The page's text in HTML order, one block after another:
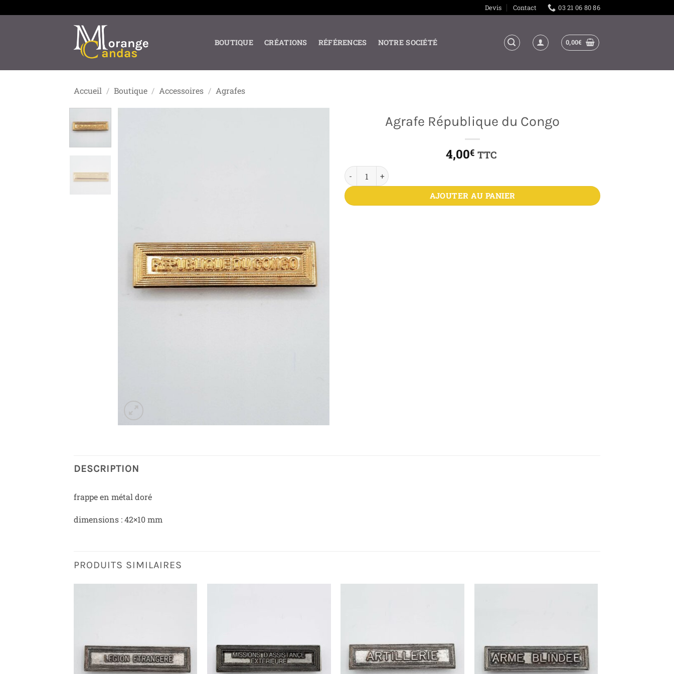
au
Devis Contact 03 21 06 80 86
BOUTIQUE CRÉATIONS RÉFÉRENCES NOTRE SOCIÉTÉ 0,00€
Accueil / Boutique / Accessoires / Agrafes
Agrafe République du Congo
4,00€ TTC
quantité de Agrafe République du Congo
AJOUTER AU PANIER
DESCRIPTION
frappe en métal doré
dimensions : 42×10 mm
PRODUITS SIMILAIRES